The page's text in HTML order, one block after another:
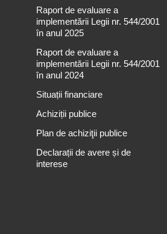
Raport de evaluare a
implementării Legii nr. 544/2001
în anul 2025
Raport de evaluare a
implementării Legii nr. 544/2001
în anul 2024
Situații financiare
Achiziții publice
Plan de achiziţii publice
Declarații de avere și de
interese